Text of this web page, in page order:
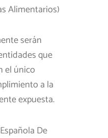
Alimentarios)
serán
que
el único
a la
expuesta.
De